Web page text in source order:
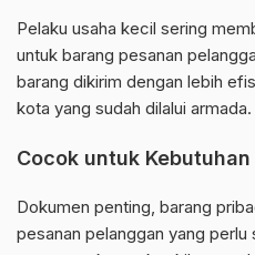
Pelaku usaha kecil sering
untuk barang pesanan
barang dikirim dengan lebih
kota yang sudah dilalui armada.
Cocok untuk
Dokumen penting, barang
pesanan pelanggan yang perlu